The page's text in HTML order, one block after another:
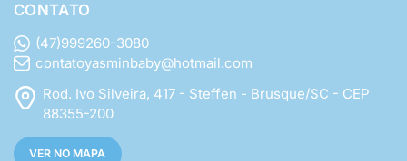
CONTATO
(47)999260-3080
contatoyasminbaby@hotmail.com
Rod. Ivo Silveira, 417 - Steffen - Brusque/SC - CEP
88355-200
VER NO MAPA